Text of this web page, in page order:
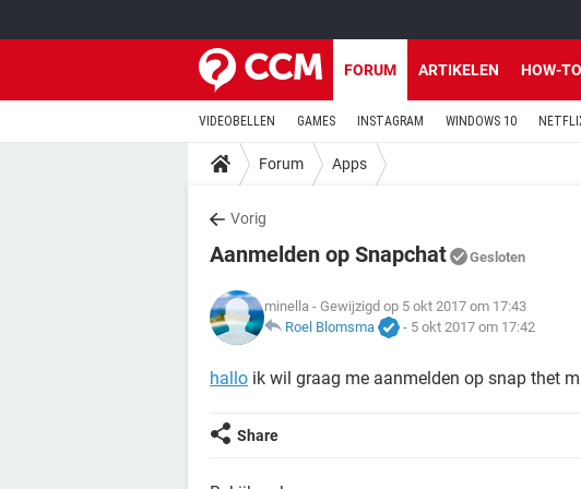
FORUM ARTIKELEN HOW-TO
VIDEOBELLEN GAMES INSTAGRAM WINDOWS 10
Forum Apps
Vorig
Aanmelden op Snapchat Gesloten
minella - Gewijzigd op 5 okt 2017 om 17:43
Roel Blomsma
- 5 okt 2017 om 17:42
hallo ik wil graag me aanmelden op snap thet
Share